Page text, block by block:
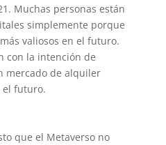
Muchas personas están
simplemente porque
valiosos en el futuro.
con la intención de
mercado de alquiler
el futuro.
que el Metaverso no